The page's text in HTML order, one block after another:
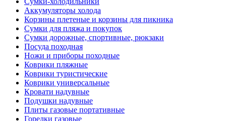
Аккумуляторы холода
Корзины плетеные и корзины для пикника
Сумки для пляжа и покупок
Сумки дорожные, спортивные, рюкзаки
Посуда походная
Ножи и приборы походные
Коврики пляжные
Коврики туристические
Коврики универсальные
Кровати надувные
Подушки надувные
Плиты газовые портативные
Горелки газовые